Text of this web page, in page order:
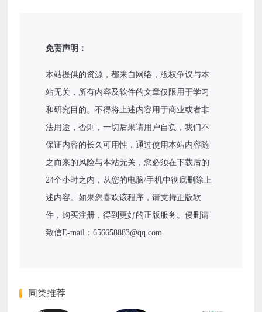
免责声明：
本站提供的资源，都来自网络，版权争议与本
站无关，所有内容及软件的文章仅限用于学习
和研究目的。不得将上述内容用于商业或者非
法用途，否则，一切后果请用户自负，我们不
保证内容的长久可用性，通过使用本站内容随
之而来的风险与本站无关，您必须在下载后的
24个小时之内，从您的电脑/手机中彻底删除上
述内容。如果您喜欢该程序，请支持正版软
件，购买注册，得到更好的正版服务。侵删请
致信E-mail：656658883@qq.com
同类推荐